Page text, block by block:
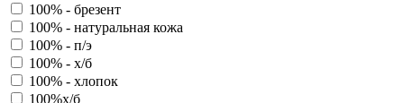
100% - брезент
100% - натуральная кожа
100% - п/э
100% - х/б
100% - хлопок
100%х/б